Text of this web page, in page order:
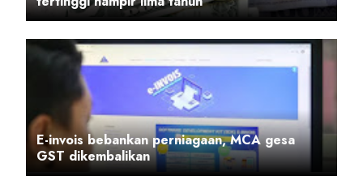
E-invois bebankan perniagaan, MCA gesa
GST dikembalikan